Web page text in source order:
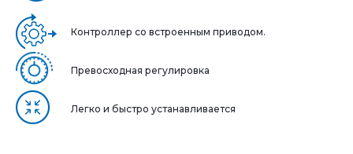
Контроллер со встроенным приводом.
Превосходная регулировка
Легко и быстро устанавливается